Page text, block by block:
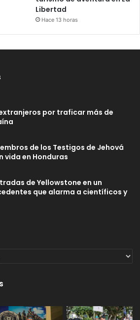
Libertad
Hace 13 horas
por traficar más de
de los Testigos de Jehová
vida en Honduras
de Yellowstone en un
que alarma a científicos y